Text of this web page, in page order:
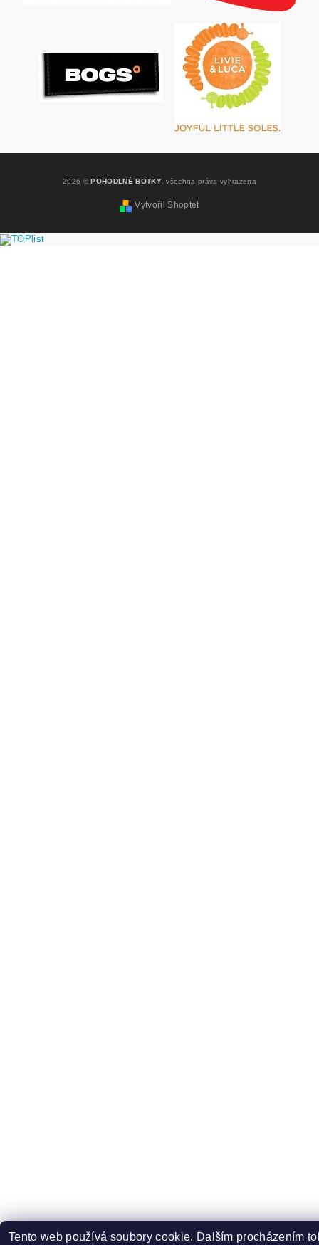
2026 ©POHODLNÉ BOTKY, všechna práva vyhrazena
Vytvořil Shoptet
Tento web používá soubory cookie. Dalším procházením